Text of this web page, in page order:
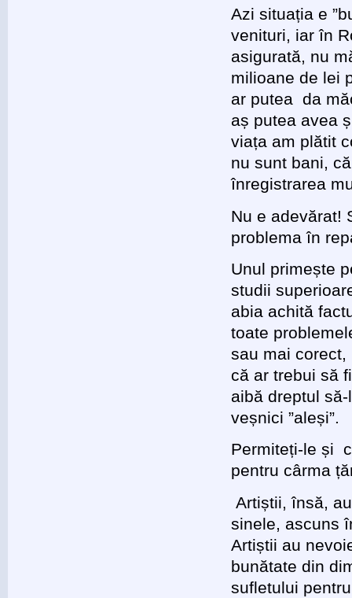
Azi situația e
venituri, iar în
asigurată, nu
milioane de lei
ar putea da
aș putea avea
viața am plătit
nu sunt bani,
înregistrarea
Nu e adevărat!
problema în
Unul primește
studii
abia achită
toate
sau mai corect,
că ar trebui să
aibă dreptul
veșnici ”aleși”.
Permiteți-le și
pentru cârma
Artiștii, însă,
sinele, ascuns
Artiștii au
bunătate din
sufletului